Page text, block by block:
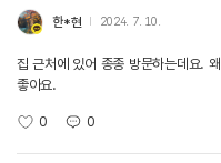
한*현 2024. 7. 10.
집 근처에 있어 종종 방문하는데요.
좋아요.
0 0